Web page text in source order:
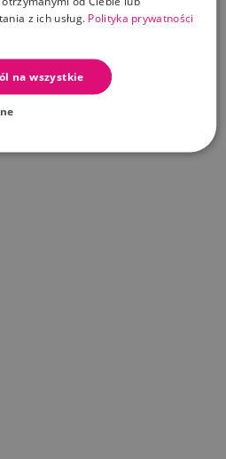
z ich usług. Polityka prywatności
na wszystkie